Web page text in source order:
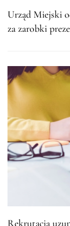
Urząd Miejski
za zarobki